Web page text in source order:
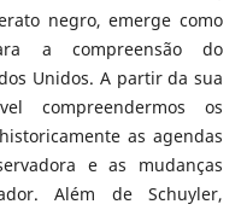
negro, emerge como
a compreensão do
Unidos. A partir da sua
compreendermos os
as agendas
e as mudanças
Além de Schuyler,